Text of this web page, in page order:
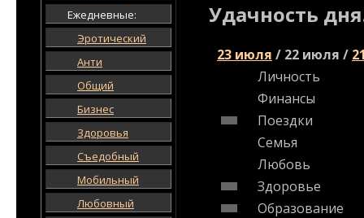
Ежедневные:
Эротический
Анти
Общий
Бизнес
Здоровья
Съедобный
Мобильный
Любовный
Удачность
23 июля / 22 июля /
Личность
Финансы
Поездки
Семья
Любовь
Здоровье
Образование